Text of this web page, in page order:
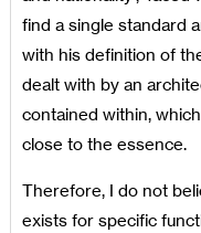
find a single standard
with his definition of
dealt with by an
contained within,
close to the essence.
Therefore, I do not
exists for specific